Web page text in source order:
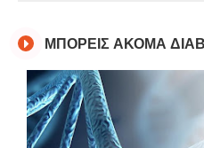
ΜΠΟΡΕΙΣ ΑΚΟΜΑ